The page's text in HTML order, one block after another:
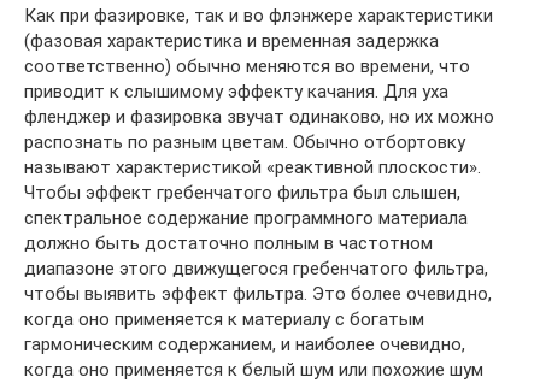
Как при фазировке, так и во флэнжере характеристики
(фазовая характеристика и временная задержка
соответственно) обычно меняются во времени, что
приводит к слышимому эффекту качания. Для уха
фленджер и фазировка звучат одинаково, но их можно
распознать по разным цветам. Обычно отбортовку
называют характеристикой «реактивной плоскости».
Чтобы эффект гребенчатого фильтра был слышен,
спектральное содержание программного материала
должно быть достаточно полным в частотном
диапазоне этого движущегося гребенчатого фильтра,
чтобы выявить эффект фильтра. Это более очевидно,
когда оно применяется к материалу с богатым
гармоническим содержанием, и наиболее очевидно,
когда оно применяется к белый шум или похожие шум